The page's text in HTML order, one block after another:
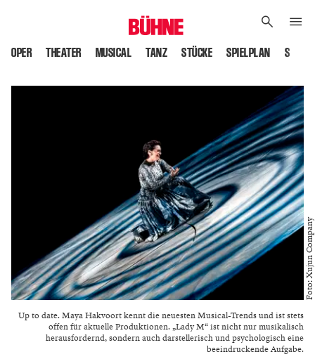
OPER THEATER MUSICAL TANZ STÜCKE SPIELPLAN
Up to date. Maya Hakvoort kennt die neuesten Musical-Trends und ist stets
offen für aktuelle Produktionen. „Lady M“ ist nicht nur musikalisch
herausfordernd, sondern auch darstellerisch und psychologisch eine
beeindruckende Aufgabe.
Foto: Xujun Company